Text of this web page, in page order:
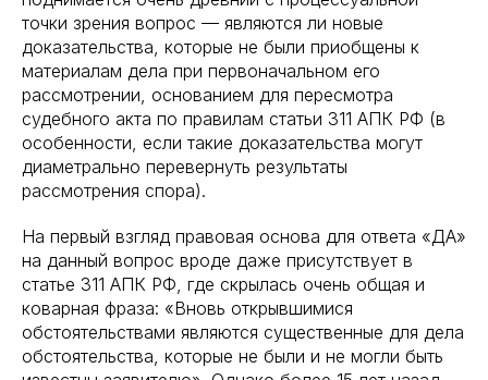
точки зрения вопрос — являются ли новые
доказательства, которые не были приобщены к
материалам дела при первоначальном его
рассмотрении, основанием для пересмотра
судебного акта по правилам статьи 311 АПК РФ (в
особенности, если такие доказательства могут
диаметрально перевернуть результаты
рассмотрения спора).
На первый взгляд правовая основа для ответа «ДА»
на данный вопрос вроде даже присутствует в
статье 311 АПК РФ, где скрылась очень общая и
коварная фраза: «Вновь открывшимися
обстоятельствами являются существенные для дела
обстоятельства, которые не были и не могли быть